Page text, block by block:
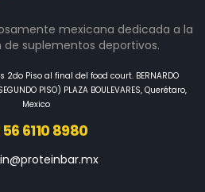
mexicana dedicada a la
suplementos deportivos.
2do Piso al final del food court. BERNARDO
PISO) PLAZA BOULEVARES, Querétaro,
Mexico
56 6110 8980